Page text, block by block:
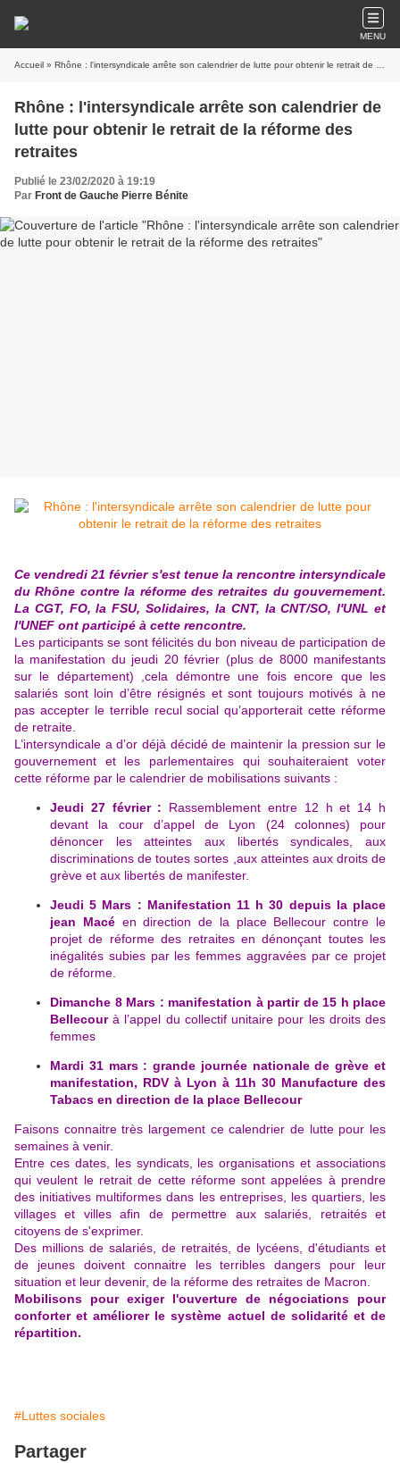
MENU
Accueil » Rhône : l'intersyndicale arrête son calendrier de lutte pour obtenir le retrait de la réforme des retraites
Rhône : l'intersyndicale arrête son calendrier de
lutte pour obtenir le retrait de la réforme des
retraites
Publié le 23/02/2020 à 19:19
Par Front de Gauche Pierre Bénite
Ce vendredi 21 février s'est tenue la rencontre intersyndicale
du Rhône contre la réforme des retraites du gouvernement.
La CGT, FO, la FSU, Solidaires, la CNT, la CNT/SO, l'UNL et
l'UNEF ont participé à cette rencontre.
Les participants se sont félicités du bon niveau de participation de
la manifestation du jeudi 20 février (plus de 8000 manifestants
sur le département) ,cela démontre une fois encore que les
salariés sont loin d’être résignés et sont toujours motivés à ne
pas accepter le terrible recul social qu’apporterait cette réforme
de retraite.
L’intersyndicale a d’or déjà décidé de maintenir la pression sur le
gouvernement et les parlementaires qui souhaiteraient voter
cette réforme par le calendrier de mobilisations suivants :
Jeudi 27 février : Rassemblement entre 12 h et 14 h
devant la cour d’appel de Lyon (24 colonnes) pour
dénoncer les atteintes aux libertés syndicales, aux
discriminations de toutes sortes ,aux atteintes aux droits de
grève et aux libertés de manifester.
Jeudi 5 Mars : Manifestation 11 h 30 depuis la place
jean Macéen direction de la place Bellecour contre le
projet de réforme des retraites en dénonçant toutes les
inégalités subies par les femmes aggravées par ce projet
de réforme.
Dimanche 8 Mars : manifestation à partir de 15 h place
Bellecourà l’appel du collectif unitaire pour les droits des
femmes
Mardi 31 mars : grande journée nationale de grève et
manifestation, RDV à Lyon à 11h 30 Manufacture des
Tabacs en direction de la place Bellecour
Faisons connaitre très largement ce calendrier de lutte pour les
semaines à venir.
Entre ces dates, les syndicats, les organisations et associations
qui veulent le retrait de cette réforme sont appelées à prendre
des initiatives multiformes dans les entreprises, les quartiers, les
villages et villes afin de permettre aux salariés, retraités et
citoyens de s'exprimer.
Des millions de salariés, de retraités, de lycéens, d'étudiants et
de jeunes doivent connaitre les terribles dangers pour leur
situation et leur devenir, de la réforme des retraites de Macron.
Mobilisons pour exiger l'ouverture de négociations pour
conforter et améliorer le système actuel de solidarité et de
répartition.
#Luttes sociales
Partager